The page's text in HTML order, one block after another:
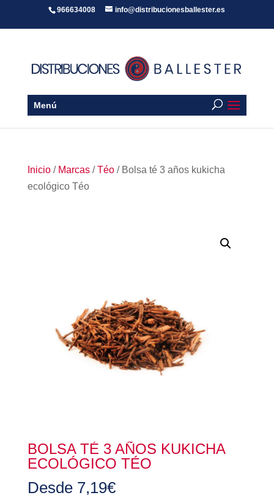
966634008 info@distribucionesballester.es
Menú
Inicio/ Marcas/Téo/ Bolsa té 3 años kukicha
ecológico Téo
BOLSA TÉ 3 AÑOS KUKICHA
ECOLÓGICO TÉO
Desde 7,19€